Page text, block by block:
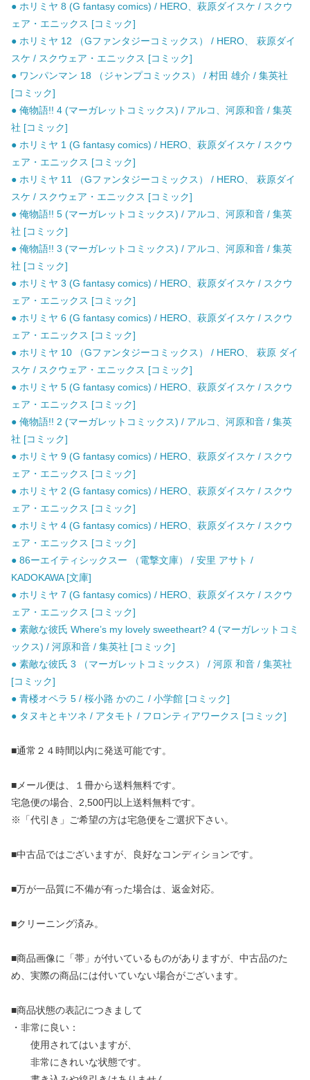
● ホリミヤ 8 (G fantasy comics) / HERO、萩原ダイスケ / スクウ
ェア・エニックス [コミック]
● ホリミヤ 12 （Gファンタジーコミックス） / HERO、 萩原ダイ
スケ / スクウェア・エニックス [コミック]
● ワンパンマン 18 （ジャンプコミックス） / 村田 雄介 / 集英社
[コミック]
● 俺物語!! 4 (マーガレットコミックス) / アルコ、河原和音 / 集英
社 [コミック]
● ホリミヤ 1 (G fantasy comics) / HERO、萩原ダイスケ / スクウ
ェア・エニックス [コミック]
● ホリミヤ 11 （Gファンタジーコミックス） / HERO、 萩原ダイ
スケ / スクウェア・エニックス [コミック]
● 俺物語!! 5 (マーガレットコミックス) / アルコ、河原和音 / 集英
社 [コミック]
● 俺物語!! 3 (マーガレットコミックス) / アルコ、河原和音 / 集英
社 [コミック]
● ホリミヤ 3 (G fantasy comics) / HERO、萩原ダイスケ / スクウ
ェア・エニックス [コミック]
● ホリミヤ 6 (G fantasy comics) / HERO、萩原ダイスケ / スクウ
ェア・エニックス [コミック]
● ホリミヤ 10 （Gファンタジーコミックス） / HERO、 萩原 ダイ
スケ / スクウェア・エニックス [コミック]
● ホリミヤ 5 (G fantasy comics) / HERO、萩原ダイスケ / スクウ
ェア・エニックス [コミック]
● 俺物語!! 2 (マーガレットコミックス) / アルコ、河原和音 / 集英
社 [コミック]
● ホリミヤ 9 (G fantasy comics) / HERO、萩原ダイスケ / スクウ
ェア・エニックス [コミック]
● ホリミヤ 2 (G fantasy comics) / HERO、萩原ダイスケ / スクウ
ェア・エニックス [コミック]
● ホリミヤ 4 (G fantasy comics) / HERO、萩原ダイスケ / スクウ
ェア・エニックス [コミック]
● 86ーエイティシックスー （電撃文庫） / 安里 アサト /
KADOKAWA [文庫]
● ホリミヤ 7 (G fantasy comics) / HERO、萩原ダイスケ / スクウ
ェア・エニックス [コミック]
● 素敵な彼氏 Where’s my lovely sweetheart? 4 (マーガレットコミ
ックス) / 河原和音 / 集英社 [コミック]
● 素敵な彼氏 3 （マーガレットコミックス） / 河原 和音 / 集英社
[コミック]
● 青楼オペラ 5 / 桜小路 かのこ / 小学館 [コミック]
● タヌキとキツネ / アタモト / フロンティアワークス [コミック]
■通常２４時間以内に発送可能です。
■メール便は、１冊から送料無料です。
宅急便の場合、2,500円以上送料無料です。
※「代引き」ご希望の方は宅急便をご選択下さい。
■中古品ではございますが、良好なコンディションです。
■万が一品質に不備が有った場合は、返金対応。
■クリーニング済み。
■商品画像に「帯」が付いているものがありますが、中古品のた
め、実際の商品には付いていない場合がございます。
■商品状態の表記につきまして
・非常に良い：
使用されてはいますが、
非常にきれいな状態です。